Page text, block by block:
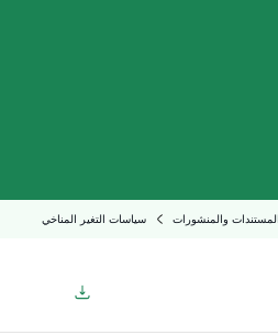
المستندات والمنشورات سياسات التغير المناخي